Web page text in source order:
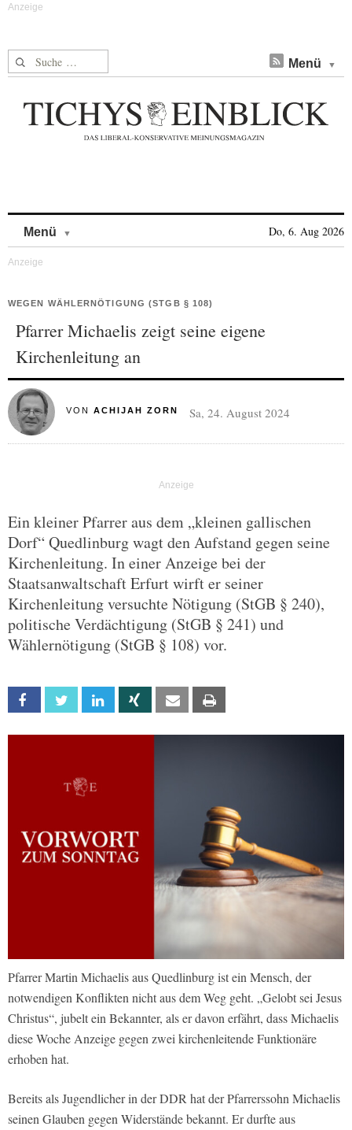
Suche nach: Menü
Menü Do, 6. Aug 2026
WEGEN WÄHLERNÖTIGUNG (STGB § 108)
Pfarrer Michaelis zeigt seine eigene
Kirchenleitung an
VON ACHIJAH ZORN Sa, 24. August 2024
Ein kleiner Pfarrer aus dem „kleinen gallischen
Dorf“ Quedlinburg wagt den Aufstand gegen seine
Kirchenleitung. In einer Anzeige bei der
Staatsanwaltschaft Erfurt wirft er seiner
Kirchenleitung versuchte Nötigung (StGB § 240),
politische Verdächtigung (StGB § 241) und
Wählernötigung (StGB § 108) vor.
Facebook Twitter Linkedin Xing Email
Pfarrer Martin Michaelis aus Quedlinburg ist ein Mensch, der
notwendigen Konflikten nicht aus dem Weg geht. „Gelobt sei Jesus
Christus“, jubelt ein Bekannter, als er davon erfährt, dass Michaelis
diese Woche Anzeige gegen zwei kirchenleitende Funktionäre
erhoben hat.
Bereits als Jugendlicher in der DDR hat der Pfarrerssohn Michaelis
seinen Glauben gegen Widerstände bekannt. Er durfte aus